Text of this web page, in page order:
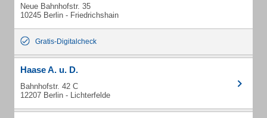
Neue Bahnhofstr. 35
10245 Berlin - Friedrichshain
Gratis-Digitalcheck
Haase A. u. D.
Bahnhofstr. 42 C
12207 Berlin - Lichterfelde